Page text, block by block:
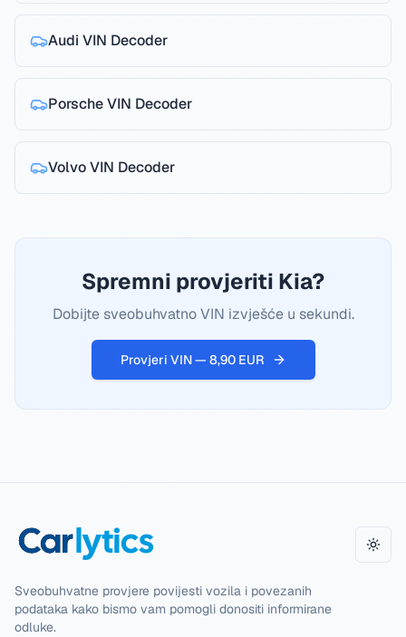
Audi VIN Decoder
PorscheVIN Decoder
VolvoVIN Decoder
Spremni provjeriti Kia?
Dobijte sveobuhvatno VIN izvješće u sekundi.
Provjeri VIN — 8,90 EUR
Sveobuhvatne provjere povijesti vozila i povezanih
podataka kako bismo vam pomogli donositi informirane
odluke.